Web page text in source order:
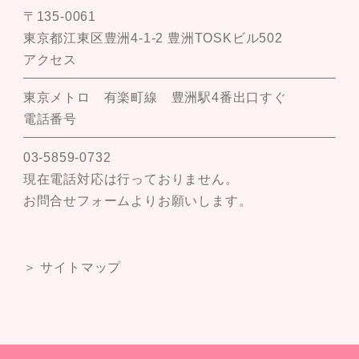
〒135-0061
東京都江東区豊洲4-1-2 豊洲TOSKビル502
アクセス
東京メトロ 有楽町線 豊洲駅4番出口すぐ
電話番号
03-5859-0732
現在電話対応は行っておりません。
お問合せフォームよりお願いします。
＞ サイトマップ